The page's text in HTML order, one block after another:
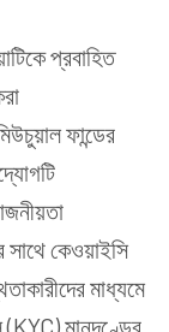
প্রবাহিত
ফান্ডের
কেওয়াইসি
মাধ্যমে
(KYC) মানদণ্ডের